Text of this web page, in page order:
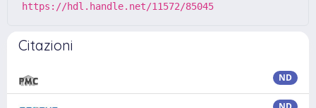
https://hdl.handle.net/11572/85045
Citazioni
ND